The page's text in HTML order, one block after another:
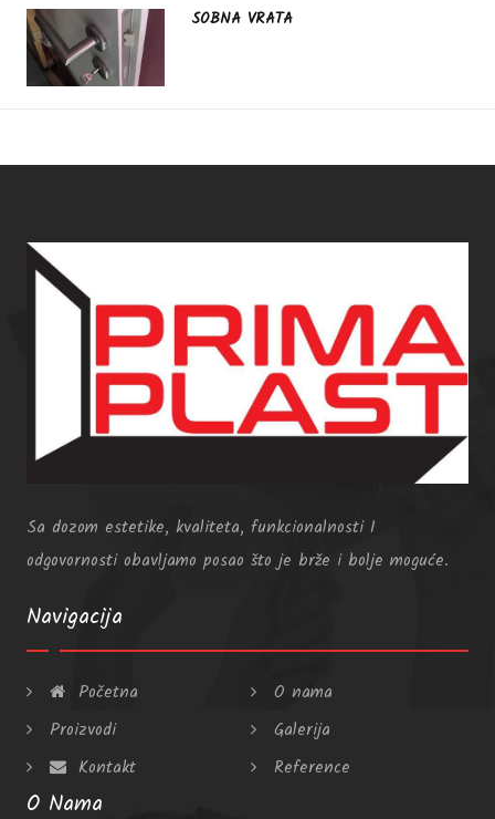
SOBNA VRATA
Sa dozom estetike, kvaliteta, funkcionalnosti I
odgovornosti obavljamo posao što je brže i bolje moguće.
Navigacija
Početna
O nama
Proizvodi
Galerija
Kontakt
Reference
O Nama